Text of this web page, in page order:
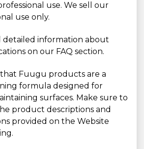
use. We sell our
use only.
detailed information about
on our FAQ section.
that Fuugu products are a
formula designed for
surfaces. Make sure to
product descriptions and
provided on the Website